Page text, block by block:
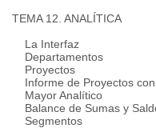
TEMA 12. ANALÍTICA
La Interfaz
Departamentos
Proyectos
Informe de Proyectos
Mayor Analítico
Balance de Sumas y
Segmentos